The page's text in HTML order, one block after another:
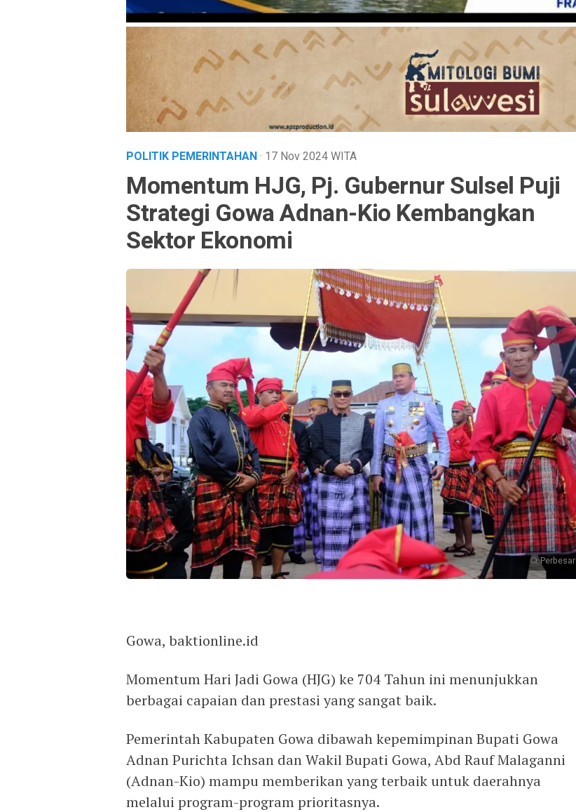
POLITIK PEMERINTAHAN· 17 Nov 2024WITA
Momentum HJG, Pj. Gubernur Sulsel Puji
Strategi Gowa Adnan-Kio Kembangkan
Sektor Ekonomi
Perbesar
Gowa, baktionline.id
Momentum Hari Jadi Gowa (HJG) ke 704 Tahun ini menunjukkan
berbagai capaian dan prestasi yang sangat baik.
Pemerintah Kabupaten Gowa dibawah kepemimpinan Bupati Gowa
Adnan Purichta Ichsan dan Wakil Bupati Gowa, Abd Rauf Malaganni
(Adnan-Kio) mampu memberikan yang terbaik untuk daerahnya
melalui program-program prioritasnya.